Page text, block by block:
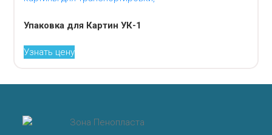
Упаковка для Картин УК-1
Узнать цену